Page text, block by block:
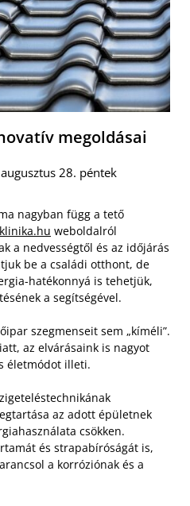
megoldásai
28. péntek
nagyban függ a tető
weboldalról
a nedvességtől és az időjárás
be a családi otthont, de
hatékonnyá is tehetjük,
a segítségével.
szegmenseit sem „kíméli”.
az elvárásaink is nagyot
életmódot illeti.
az adott épületnek
csökken.
és strapabíróságát is,
a korróziónak és a